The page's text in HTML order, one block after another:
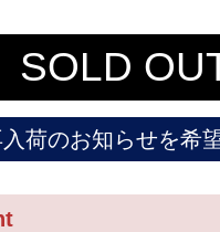
ン
ン
チューダー
SOLD
荷のお知らせを希